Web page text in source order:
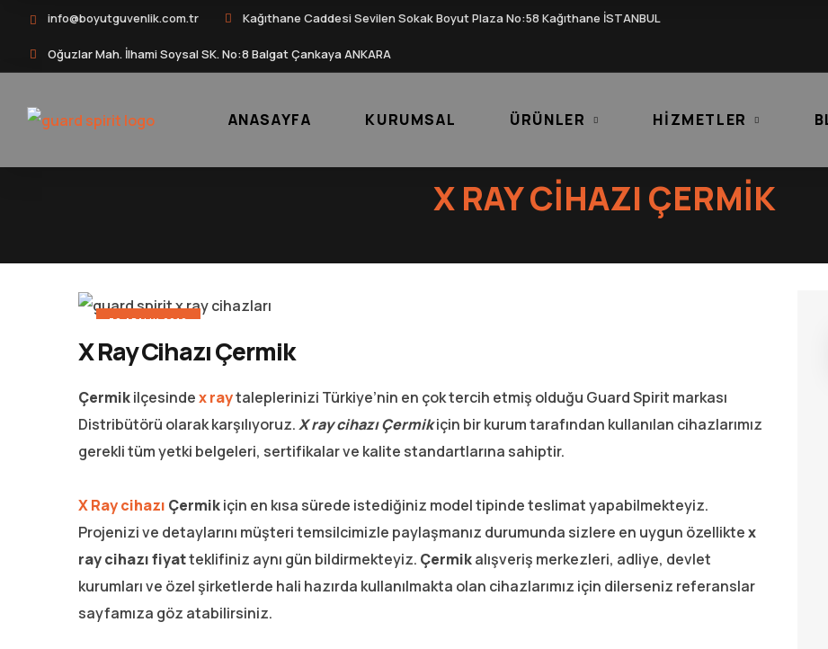
info@boyutguvenlik.com.tr Kağıthane Caddesi Sevilen Sokak Boyut Plaza No:58 Kağıthane İSTANBUL
Oğuzlar Mah. İlhami Soysal SK. No:8 Balgat Çankaya ANKARA
ANASAYFA KURUMSAL ÜRÜNLER HIZMETLER
X RAY CIHAZI ÇERMIK
30 ARALIK 2016
X Ray Cihazı Çermik
Çermikilçesindex raytaleplerinizi Türkiye’nin en çok tercih etmiş olduğu Guard Spirit markası
Distribütörü olarak karşılıyoruz.X ray cihazı Çermikiçin bir kurum tarafından kullanılan cihazlarımız
gerekli tüm yetki belgeleri, sertifikalar ve kalite standartlarına sahiptir.
X Ray cihazı Çermikiçin en kısa sürede istediğiniz model tipinde teslimat yapabilmekteyiz.
Projenizi ve detaylarını müşteri temsilcimizle paylaşmanız durumunda sizlere en uygun özelliktex
ray cihazı fiyatteklifiniz aynı gün bildirmekteyiz. Çermikalışveriş merkezleri, adliye, devlet
kurumları ve özel şirketlerde hali hazırda kullanılmakta olan cihazlarımız için dilerseniz referanslar
sayfamıza göz atabilirsiniz.